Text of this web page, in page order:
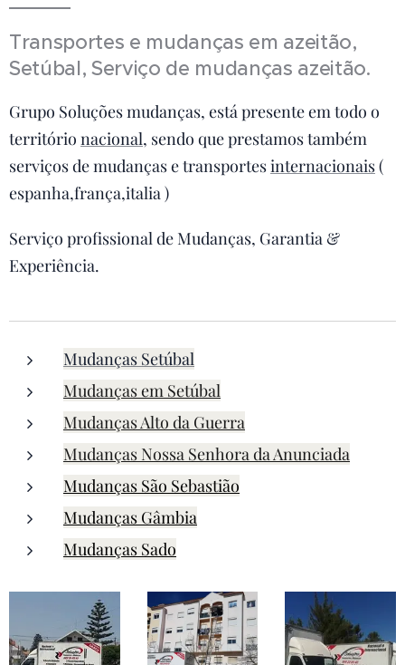
Transportes e mudanças em azeitão,
Setúbal, Serviço de mudanças azeitão.
Grupo Soluções mudanças, está presente em todo o
território nacional, sendo que prestamos também
serviços de mudanças e transportesinternacionais(
espanha,frança,italia )
Serviço profissional de Mudanças, Garantia &
Experiência.
Mudanças Setúbal
Mudanças em Setúbal
Mudanças Alto da Guerra
Mudanças Nossa Senhora da Anunciada
Mudanças São Sebastião
Mudanças Gâmbia
Mudanças Sado